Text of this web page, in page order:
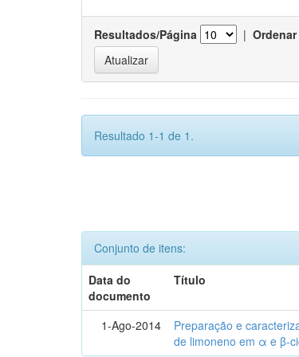
Resultados/Página |
Resultado 1-1 de 1.
Conjunto de itens:
Data do
documento
Título
1-Ago-2014
Preparação e
de limoneno em α e β-